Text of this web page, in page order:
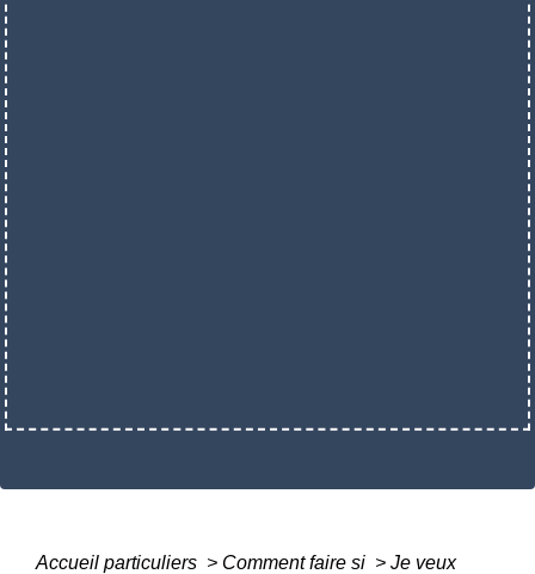
Accueil particuliers > Comment faire si > Je veux